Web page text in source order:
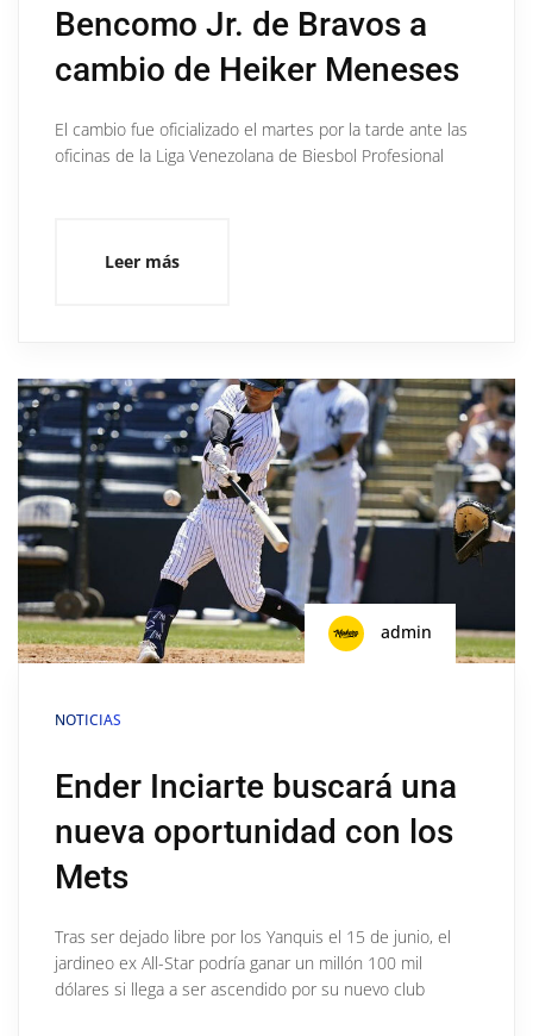
Bencomo Jr. de Bravos a
cambio de Heiker Meneses
El cambio fue oficializado el martes por la tarde ante las
oficinas de la Liga Venezolana de Biesbol Profesional
Leer más
admin
NOTICIAS
Ender Inciarte buscará una
nueva oportunidad con los
Mets
Tras ser dejado libre por los Yanquis el 15 de junio, el
jardineo ex All-Star podría ganar un millón 100 mil
dólares si llega a ser ascendido por su nuevo club